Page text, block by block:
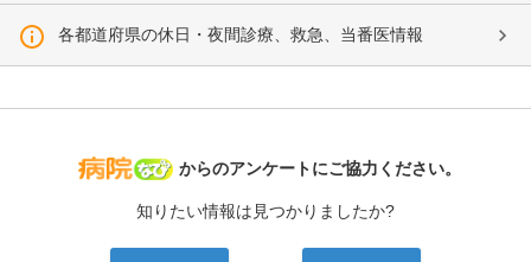
各都道府県の休日・夜間診療、救急、当番医情報
病院なび
からのアンケートにご協力ください。
知りたい情報は見つかりましたか?